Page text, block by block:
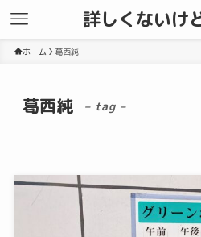
詳しくないけ
ホーム 葛西純
葛西純 – tag –